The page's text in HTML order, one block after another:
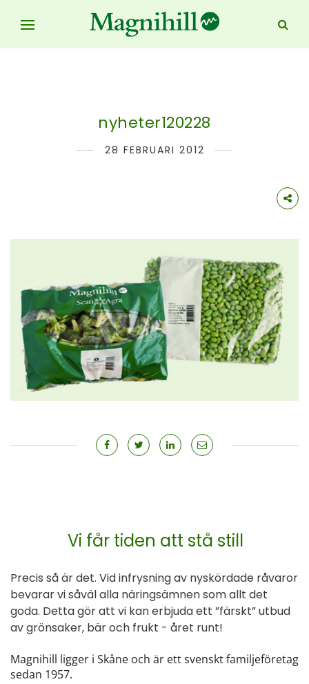
nyheter120228
28 FEBRUARI 2012
Vi får tiden att stå still
Precis så är det. Vid infrysning av nyskördade råvaror
bevarar vi såväl alla näringsämnen som allt det
goda. Detta gör att vi kan erbjuda ett ”färskt” utbud
av grönsaker, bär och frukt - året runt!
Magnihill ligger i Skåne och är ett svenskt familjeföretag
sedan 1957.